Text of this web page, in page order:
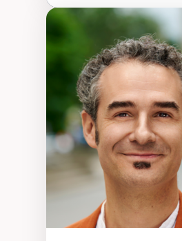
Économie circulaire
Modèles d’affaires durables
Histoire des faits
Gestion durable des
Écologie industrielle
Aménagement durable du
Développement régional
Coopératives
Télétravail en milieu rural
Transition socio-